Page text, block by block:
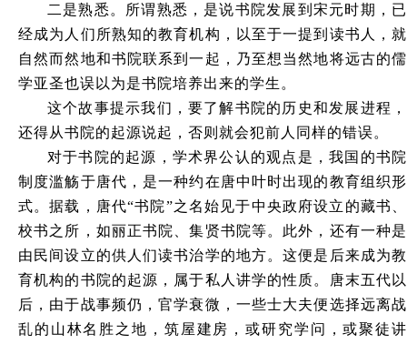
二是熟悉。所谓熟悉，是说书院发展到宋元时期，已
经成为人们所熟知的教育机构，以至于一提到读书人，就
自然而然地和书院联系到一起，乃至想当然地将远古的儒
学亚圣也误以为是书院培养出来的学生。
这个故事提示我们，要了解书院的历史和发展进程，
还得从书院的起源说起，否则就会犯前人同样的错误。
对于书院的起源，学术界公认的观点是，我国的书院
制度滥觞于唐代，是一种约在唐中叶时出现的教育组织形
式。据载，唐代“书院”之名始见于中央政府设立的藏书、
校书之所，如丽正书院、集贤书院等。此外，还有一种是
由民间设立的供人们读书治学的地方。这便是后来成为教
育机构的书院的起源，属于私人讲学的性质。唐末五代以
后，由于战事频仍，官学衰微，一些士大夫便选择远离战
乱的山林名胜之地，筑屋建房，或研究学问，或聚徒讲